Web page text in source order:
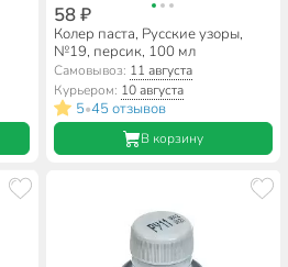
58 ₽
Колер паста, Русские узоры,
№19, персик, 100 мл
Самовывоз: 11 августа
Курьером: 10 августа
5•45 отзывов
В корзину